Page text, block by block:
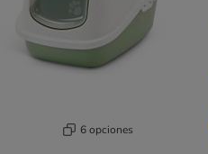
6 opciones